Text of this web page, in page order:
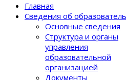
Главная
Сведения об
Основные сведения
Структура и органы
управления
образовательной
организацией
Документы